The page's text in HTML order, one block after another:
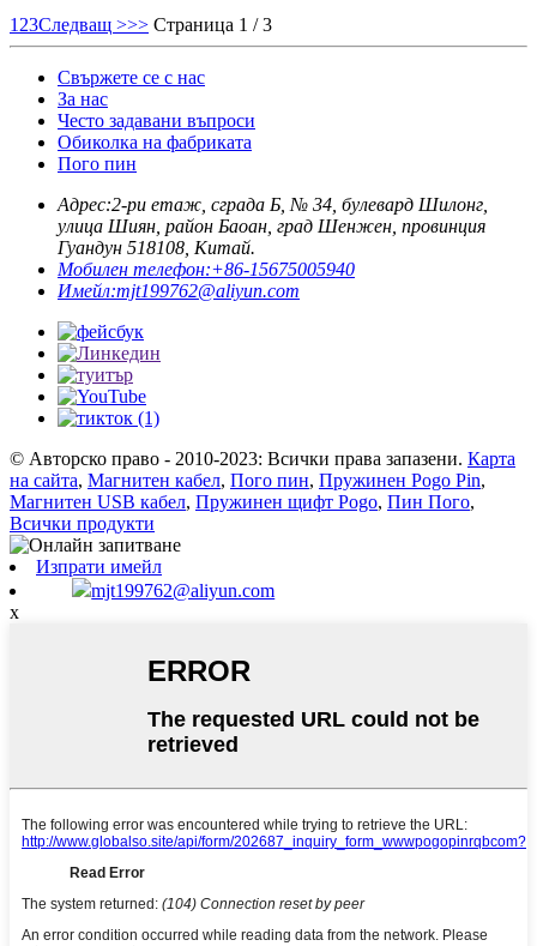
1 23Следващ >>> Страница 1 / 3
Свържете се с нас
За нас
Често задавани въпроси
Обиколка на фабриката
Пого пин
Адрес:2-ри етаж, сграда Б, № 34, булевард Шилонг,
улица Шиян, район Баоан, град Шенжен, провинция
Гуандун 518108, Китай.
Мобилен телефон:+86-15675005940
Имейл:mjt199762@aliyun.com
© Авторско право - 2010-2023: Всички права запазени. Карта
на сайта, Магнитен кабел, Пого пин, Пружинен Pogo Pin,
Магнитен USB кабел, Пружинен щифт Pogo, Пин Пого,
Всички продукти
Изпрати имейл
mjt199762@aliyun.com
x